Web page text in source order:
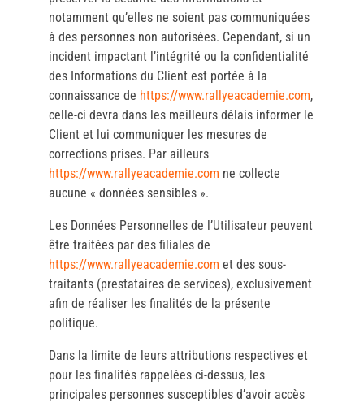
notamment qu’elles ne soient pas communiquées
à des personnes non autorisées. Cependant, si un
incident impactant l’intégrité ou la confidentialité
des Informations du Client est portée à la
connaissance de https://www.rallyeacademie.com,
celle-ci devra dans les meilleurs délais informer le
Client et lui communiquer les mesures de
corrections prises. Par ailleurs
https://www.rallyeacademie.com ne collecte
aucune « données sensibles ».
Les Données Personnelles de l’Utilisateur peuvent
être traitées par des filiales de
https://www.rallyeacademie.com et des sous-
traitants (prestataires de services), exclusivement
afin de réaliser les finalités de la présente
politique.
Dans la limite de leurs attributions respectives et
pour les finalités rappelées ci-dessus, les
principales personnes susceptibles d’avoir accès